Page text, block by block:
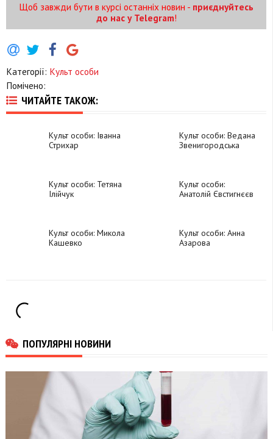
Щоб завжди бути в курсі останніх новин - приєднуйтесь
до нас у Telegram!
Категорії: Культ особи
Помічено:
ЧИТАЙТЕ ТАКОЖ:
Культ особи: Іванна
Стрихар
Культ особи: Ведана
Звенигородська
Культ особи: Тетяна
Ілійчук
Культ особи:
Анатолій Євстигнєєв
Культ особи: Микола
Кашевко
Культ особи: Анна
Азарова
ПОПУЛЯРНІ НОВИНИ